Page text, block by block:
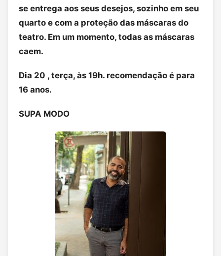
se entrega aos seus desejos, sozinho em seu
quarto e com a proteção das máscaras do
teatro. Em um momento, todas as máscaras
caem.
Dia 20 , terça, às 19h. recomendação é para
16 anos.
SUPA MODO